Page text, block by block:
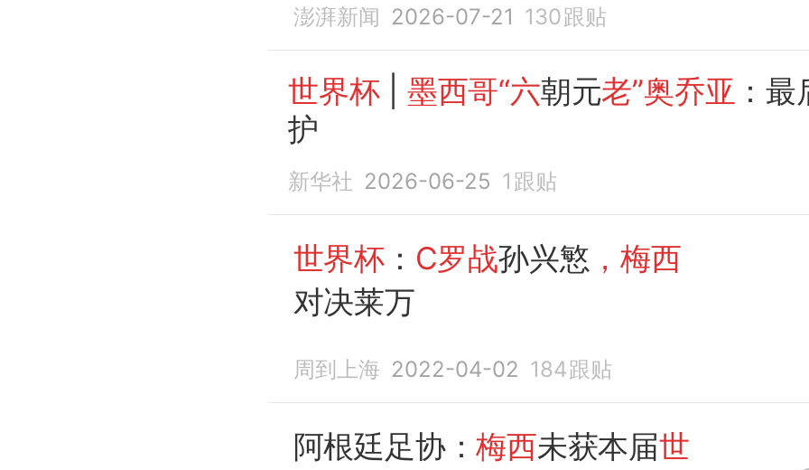
澎湃新闻 2026-07-21 130跟贴
世界杯| 墨西哥“六朝元老”奥乔亚 ：
护
新华社 2026-06-25 1 跟贴
世界杯： C罗战孙兴慜 ，梅西
对决莱万
周到上海 2022-04-02 184跟贴
阿根廷足协：梅西未获本届世